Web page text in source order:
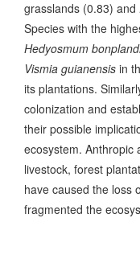
grasslands (0.83) and
Species with the
Hedyosmum
Vismia guianensis in
its plantations.
colonization and
their possible
ecosystem. Anthropic
livestock, forest
have caused the loss
fragmented the